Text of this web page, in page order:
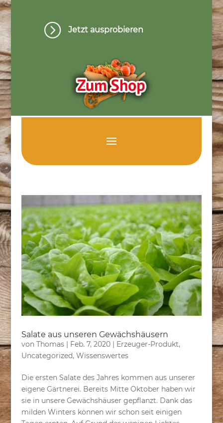
= Jetzt ausprobieren
Salate aus unseren Gewächshäusern
von Thomas| Feb. 7, 2020| Erzeuger-Produkt,
Uncategorized, Wissenswertes
Die ersten Salate des Jahres kommen aus unserer
eigene Gärtnerei. Bereits Mitte Oktober haben wir
sie in unsere Gewächshäuser gepflanzt. Dank das
milden Winters können wir schon seit einigen